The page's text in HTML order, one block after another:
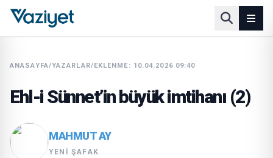
ANASAYFA/YAZARLAR/EKLENME: 10.04.2026 09:40
Ehl-i Sünnet’in büyük imtihanı (2)
MAHMUT AY
YENI ŞAFAK